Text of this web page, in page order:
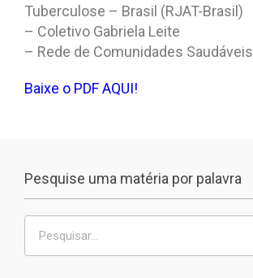
Tuberculose – Brasil (RJAT-Brasil)
– Coletivo Gabriela Leite
– Rede de Comunidades Saudáveis
Baixe o PDF AQUI!
Pesquise uma matéria por palavra